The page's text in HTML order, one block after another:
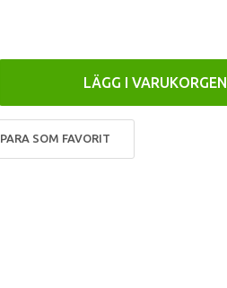
LÄGG I VARUKORGEN
SOM FAVORIT